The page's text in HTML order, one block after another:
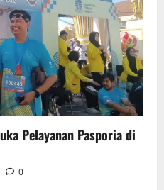
Pelayanan Pasporia di
0